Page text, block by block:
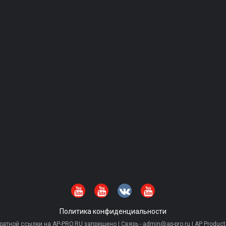
Политика конфиденциальности
ссылки на AP-PRO.RU запрещено | Связь - admin@ap-pro.ru | AP